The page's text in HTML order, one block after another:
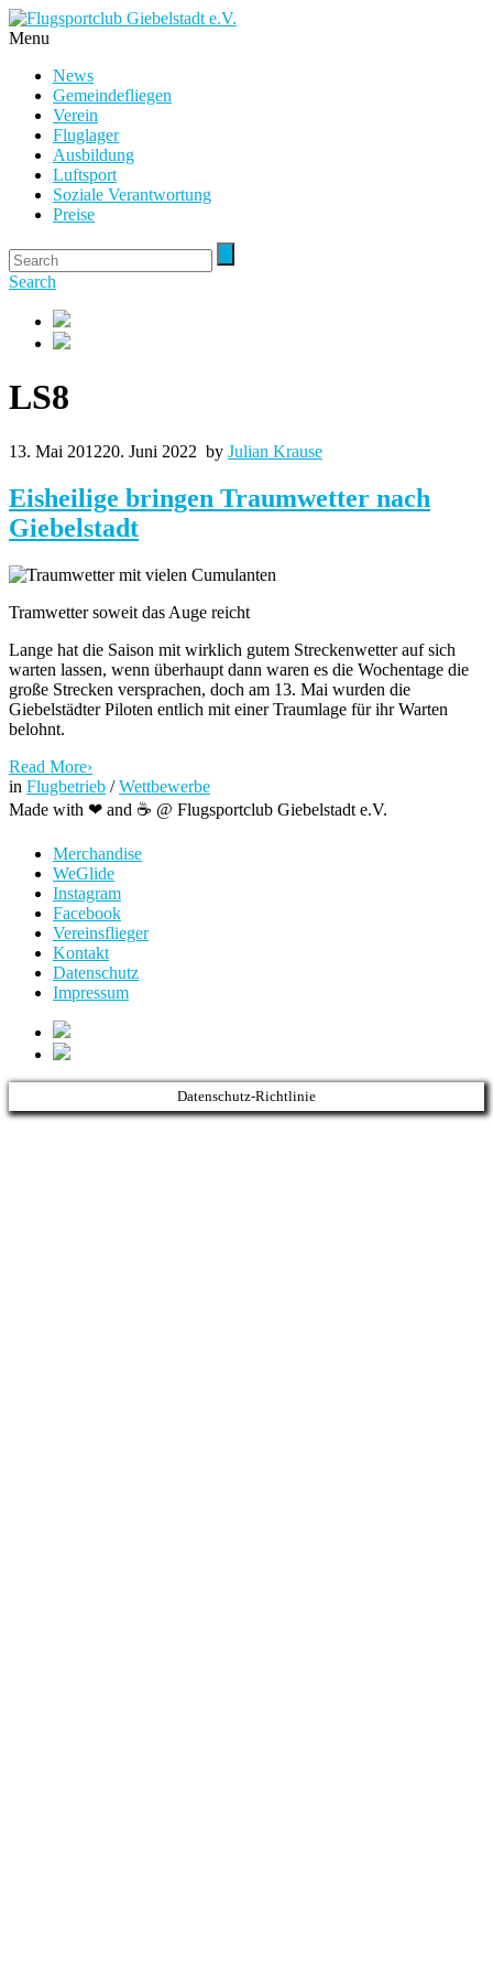
Menu
News
Gemeindefliegen
Verein
Fluglager
Ausbildung
Luftsport
Soziale Verantwortung
Preise
Search
LS8
13. Mai 201220. Juni 2022 by Julian Krause
Eisheilige bringen Traumwetter nach
Giebelstadt
Tramwetter soweit das Auge reicht
Lange hat die Saison mit wirklich gutem Streckenwetter auf sich
warten lassen, wenn überhaupt dann waren es die Wochentage die
große Strecken versprachen, doch am 13. Mai wurden die
Giebelstädter Piloten entlich mit einer Traumlage für ihr Warten
belohnt.
Read More›
in Flugbetrieb /Wettbewerbe
Made with ❤ and ☕️ @ Flugsportclub Giebelstadt e.V.
Merchandise
WeGlide
Instagram
Facebook
Vereinsflieger
Kontakt
Datenschutz
Impressum
Datenschutz-Richtlinie